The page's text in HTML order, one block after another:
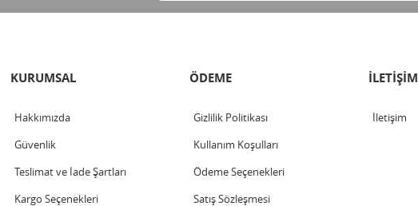
KURUMSAL
Hakkımızda
Güvenlik
Teslimat ve İade Şartları
Kargo Seçenekleri
ÖDEME
Gizlilik Politikası
Kullanım Koşulları
Ödeme Seçenekleri
Satış Sözleşmesi
İLETİŞİM
İletişim